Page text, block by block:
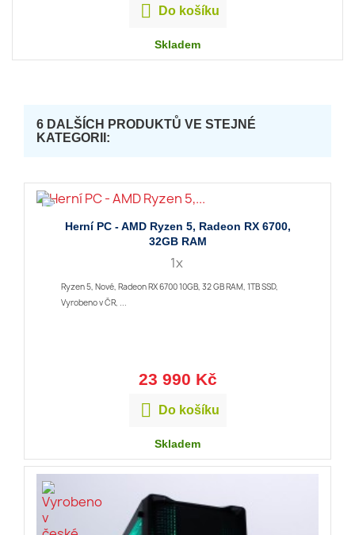
 Do košíku
Skladem
6 DALŠÍCH PRODUKTŮ VE STEJNÉ
KATEGORII:
Herní PC - AMD Ryzen 5, Radeon RX 6700,
32GB RAM
1x
Ryzen 5, Nové, Radeon RX 6700 10GB, 32 GB RAM, 1TB SSD,
Vyrobeno v ČR, ...
23 990 Kč
 Do košíku
Skladem